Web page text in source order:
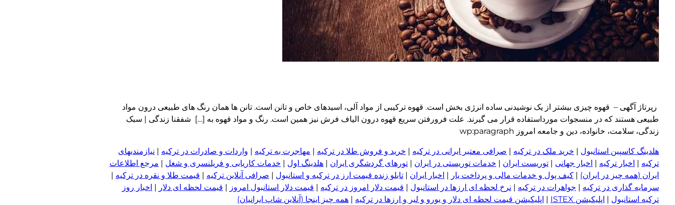
رپرتاژ آگهی – قهوه چیزی بیشتر از یک نوشیدنی ساده انرژی بخش است. قهوه ترکیبی از مواد آلی، اسیدهای خاص و تانن است. تانن ها همان رنگ های طبیعی درون مواد
طبیعی هستند که در منسجوات مورداستفاده قرار می گیرند. علت فرورفتن سریع قهوه درون الیاف فرش نیز همین است. رنگ و مواد قهوه به […] شفقنا زندگی | سبک
زندگی، سلامت، خانواده، دین و جامعه امروز wp:paragraph
هلدینگ کاسپین استانبول | خرید ملک در ترکیه | صرافی معتبر ایرانی در ترکیه | خرید و فروش طلا در ترکیه | مهاجرت به ترکیه | واردات و صادرات در ترکیه | نیازمندیهای
ترکیه | اخبار ترکیه | اخبار جهانی | توریست ایران | خدمات توریستی در ایران | تورهای گردشگری ایران | هلدینگ اول | خدمات کاریابی و فریلنسری و شغل | مرجع اطلاعات
ایران (همه چیز در ایران) | کیف پول و خدمات مالی و پرداخت یار | اخبار ایران | تابلو زنده قیمت ارز در ترکیه و استانبول | صرافی آنلاین ترکیه | قیمت طلا و نقره در ترکیه |
سرمایه گذاری در ترکیه | جواهرات در ترکیه | نرخ لحظه ای ارزها در استانبول | قیمت دلار امروز در ترکیه | قیمت دلار استانبول امروز | قیمت لحظه ای دلار | اخبار روز
ترکیه استانبول | اپلیکیشن ISTEX | اپلیکیشن قیمت لحظه ای دلار و یورو و لیر و ار زها در ترکیه | همه چیز اینجا (آنلاین شاپ ایرانیان)